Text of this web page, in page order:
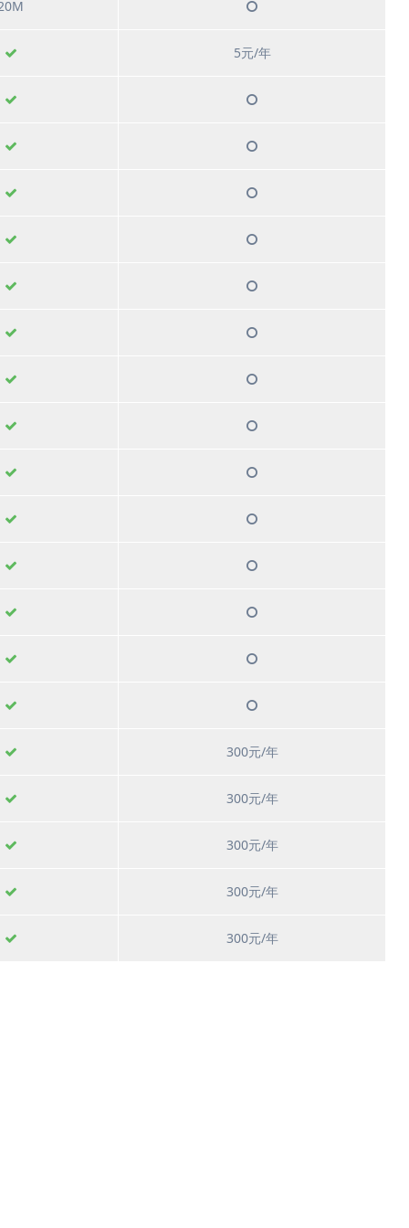
5元/年
300元/年
300元/年
300元/年
300元/年
300元/年